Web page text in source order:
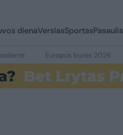
dienaVerslasSportasPasaulis
Europos burės 2026